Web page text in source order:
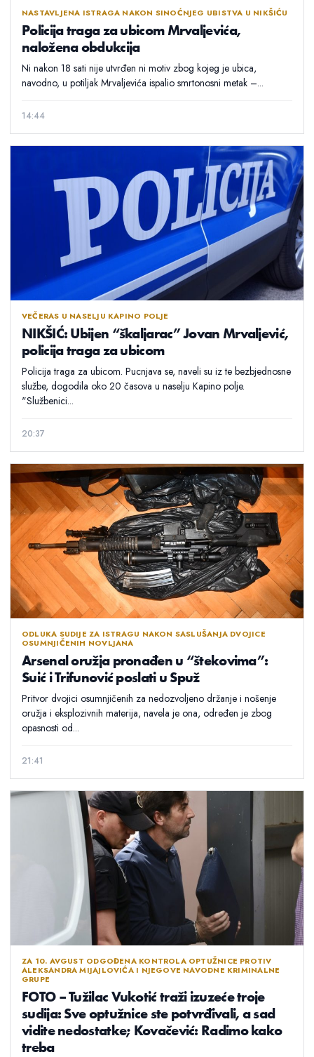
NASTAVLJENA ISTRAGA NAKON SINOĆNJEG UBISTVA U NIKŠIĆU
Policija traga za ubicom Mrvaljevića,
naložena obdukcija
Ni nakon 18 sati nije utvrđen ni motiv zbog kojeg je ubica,
navodno, u potiljak Mrvaljevića ispalio smrtonosni metak –...
14:44
VEČERAS U NASELJU KAPINO POLJE
NIKŠIĆ: Ubijen “škaljarac” Jovan Mrvaljević,
policija traga za ubicom
Policija traga za ubicom. Pucnjava se, naveli su iz te bezbjednosne
službe, dogodila oko 20 časova u naselju Kapino polje.
"Službenici...
20:37
ODLUKA SUDIJE ZA ISTRAGU NAKON SASLUŠANJA DVOJICE
OSUMNJIČENIH NOVLJANA
Arsenal oružja pronađen u “štekovima”:
Suić i Trifunović poslati u Spuž
Pritvor dvojici osumnjičenih za nedozvoljeno držanje i nošenje
oružja i eksplozivnih materija, navela je ona, određen je zbog
opasnosti od...
21:41
ZA 10. AVGUST ODGOĐENA KONTROLA OPTUŽNICE PROTIV
ALEKSANDRA MIJAJLOVIĆA I NJEGOVE NAVODNE KRIMINALNE
GRUPE
FOTO – Tužilac Vukotić traži izuzeće troje
sudija: Sve optužnice ste potvrđivali, a sad
vidite nedostatke; Kovačević: Radimo kako
treba